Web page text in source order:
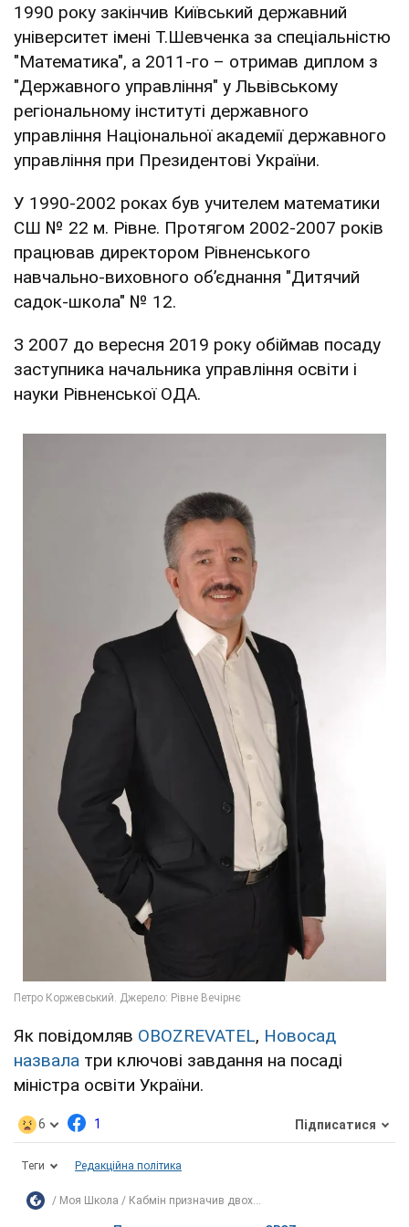
1990 року закінчив Київський державний
університет імені Т.Шевченка за спеціальністю
"Математика", а 2011-го – отримав диплом з
"Державного управління" у Львівському
регіональному інституті державного
управління Національної академії державного
управління при Президентові України.
У 1990-2002 роках був учителем математики
СШ № 22 м. Рівне. Протягом 2002-2007 років
працював директором Рівненського
навчально-виховного об’єднання "Дитячий
садок-школа" № 12.
З 2007 до вересня 2019 року обіймав посаду
заступника начальника управління освіти і
науки Рівненської ОДА.
Як повідомляв OBOZREVATEL, Новосад
назвала три ключові завдання на посаді
міністра освіти України.
6 1 Підписатися
Теги Редакційна політика
Моя Школа Кабмін призначив двох...